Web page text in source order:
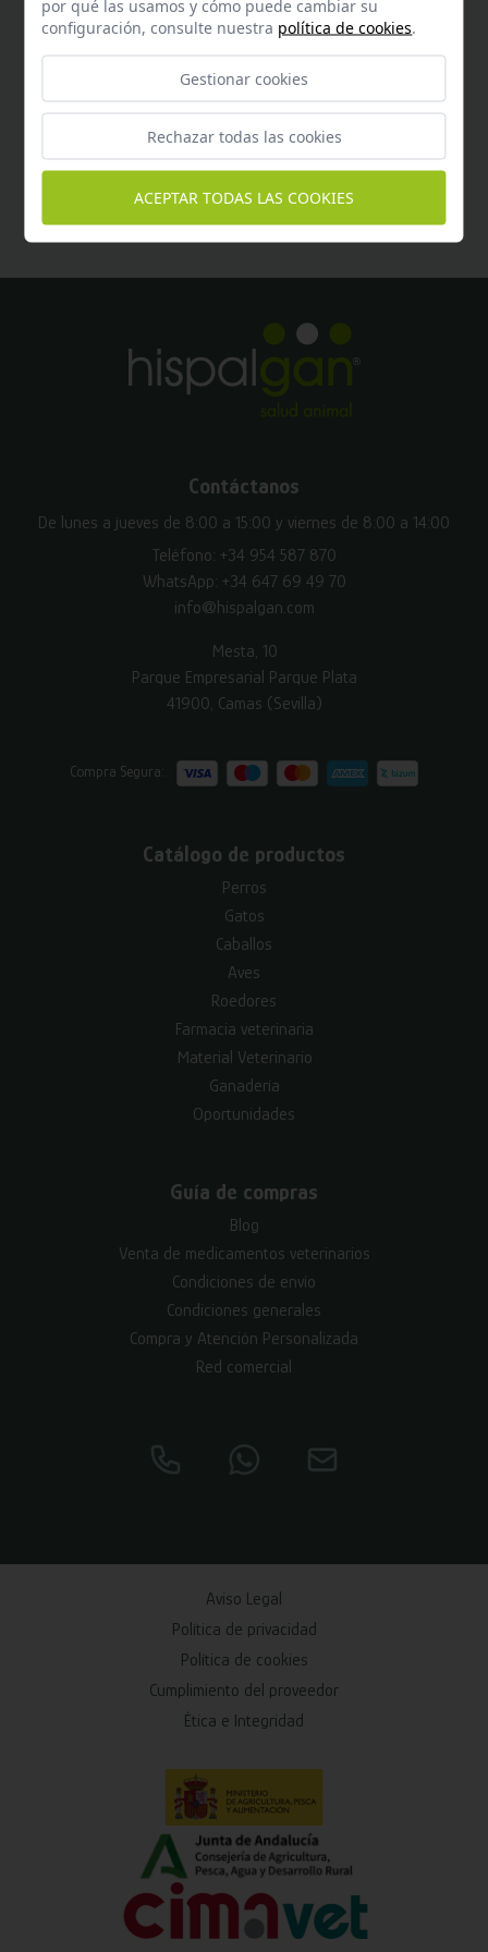
Ayuda
Encuentra respuesta a todas tus dudasaquí
Contáctanos
De lunes a jueves de 8:00 a 15:00 y viernes de 8:00 a 14:00
Teléfono: +34 954 587 870
WhatsApp: +34 647 69 49 70
info@hispalgan.com
Mesta, 10
Parque Empresarial Parque Plata
41900, Camas (Sevilla)
Compra Segura:
Catálogo de productos
Perros
Gatos
Caballos
Aves
Roedores
Farmacia veterinaria
Material Veterinario
Ganadería
Oportunidades
Guía de compras
Blog
Venta de medicamentos veterinarios
Condiciones de envío
Condiciones generales
Compra y Atención Personalizada
Red comercial
Aviso Legal
Política de privacidad
Política de cookies
Cumplimiento del proveedor
Ética e Integridad
por qué las usamos y cómo puede cambiar su
configuración, consulte nuestra política de cookies.
Gestionar cookies
Rechazar todas las cookies
ACEPTAR TODAS LAS COOKIES